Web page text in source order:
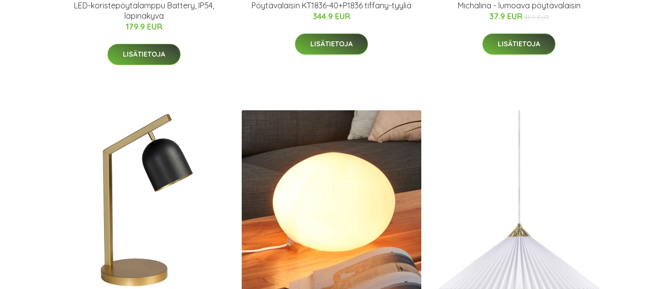
LED-koristepöytälamppu Battery, IP54,
läpinäkyvä
179.9 EUR
LISÄTIETOJA
Pöytävalaisin KT1836-40+P1836 tiffany-tyyliä
344.9 EUR
LISÄTIETOJA
Michalina - lumoava pöytävalaisin
37.9 EUR 45.9 EUR
LISÄTIETOJA